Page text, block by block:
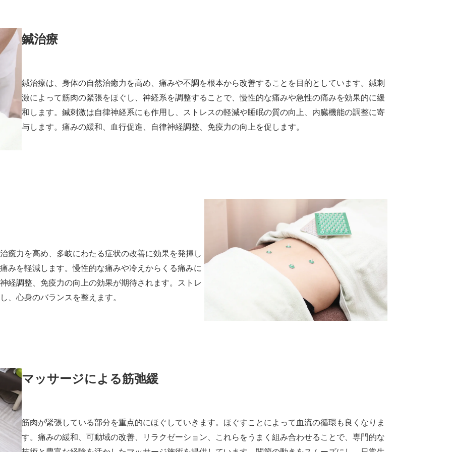
鍼治療
鍼治療は、身体の自然治癒力を高め、痛みや不調を根本から改善することを目的としています。鍼刺
激によって筋肉の緊張をほぐし、神経系を調整することで、慢性的な痛みや急性の痛みを効果的に緩
和します。鍼刺激は自律神経系にも作用し、ストレスの軽減や睡眠の質の向上、内臓機能の調整に寄
与します。痛みの緩和、血行促進、自律神経調整、免疫力の向上を促します。
癒力を高め、多岐にわたる症状の改善に効果を発揮し
みを軽減します。慢性的な痛みや冷えからくる痛みに
経調整、免疫力の向上の効果が期待されます。ストレ
、心身のバランスを整えます。
マッサージによる筋弛緩
筋肉が緊張している部分を重点的にほぐしていきます。ほぐすことによって血流の循環も良くなりま
す。痛みの緩和、可動域の改善、リラクゼーション、これらをうまく組み合わせることで、専門的な